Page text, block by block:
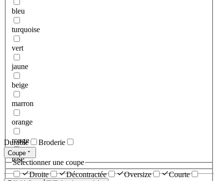
bleu
turquoise
vert
jaune
beige
marron
orange
rouge
rose
Durable Broderie
Coupe
Sélectionner une coupe
Droite
Décontractée Oversize
Courte